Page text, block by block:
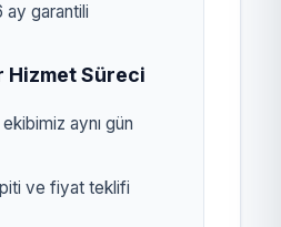
ay garantili
Hizmet Süreci
aynı gün
ve fiyat teklifi